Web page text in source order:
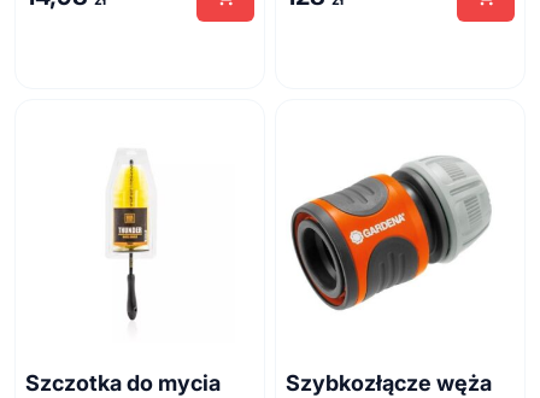
Szczotka do mycia
Szybkozłącze węża